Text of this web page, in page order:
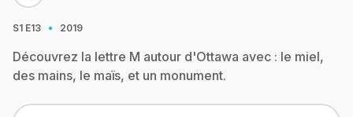
S1 E13 · 2019
Découvrez la lettre M autour d'Ottawa avec : le miel,
des mains, le maïs, et un monument.